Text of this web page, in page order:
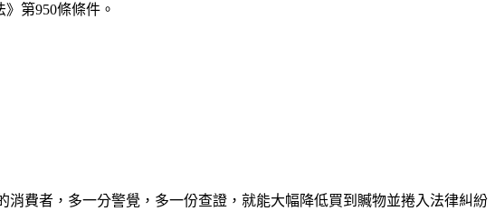
第950條條件。
費者，多一分警覺，多一份查證，就能大幅降低買到贓物並捲入法律糾紛